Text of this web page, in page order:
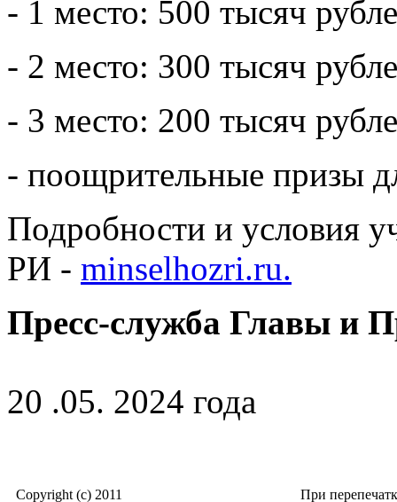
- 1 место: 500 тысяч
- 2 место: 300 тысяч
- 3 место: 200 тысяч
- поощрительные призы
Подробности и условия
РИ - minselhozri.ru.
Пресс-служба Главы и
20 .05. 2024 года
Copyright (c) 2011 При